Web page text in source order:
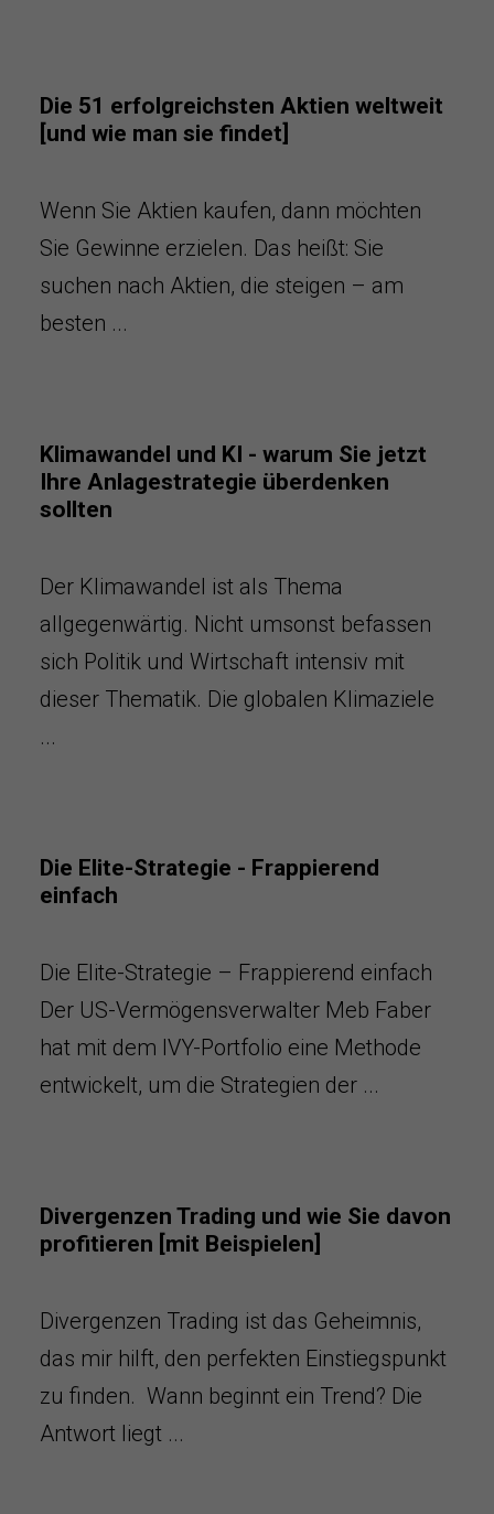
Die 51 erfolgreichsten Aktien weltweit
[und wie man sie findet]
Wenn Sie Aktien kaufen, dann möchten
Sie Gewinne erzielen. Das heißt: Sie
suchen nach Aktien, die steigen – am
besten ...
Klimawandel und KI - warum Sie jetzt
Ihre Anlagestrategie überdenken
sollten
Der Klimawandel ist als Thema
allgegenwärtig. Nicht umsonst befassen
sich Politik und Wirtschaft intensiv mit
dieser Thematik. Die globalen Klimaziele
...
Die Elite-Strategie - Frappierend
einfach
Die Elite-Strategie – Frappierend einfach
Der US-Vermögensverwalter Meb Faber
hat mit dem IVY-Portfolio eine Methode
entwickelt, um die Strategien der ...
Divergenzen Trading und wie Sie davon
profitieren [mit Beispielen]
Divergenzen Trading ist das Geheimnis,
das mir hilft, den perfekten Einstiegspunkt
zu finden. Wann beginnt ein Trend? Die
Antwort liegt ...